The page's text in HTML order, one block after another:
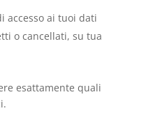
accesso ai tuoi dati
o cancellati, su tua
esattamente quali